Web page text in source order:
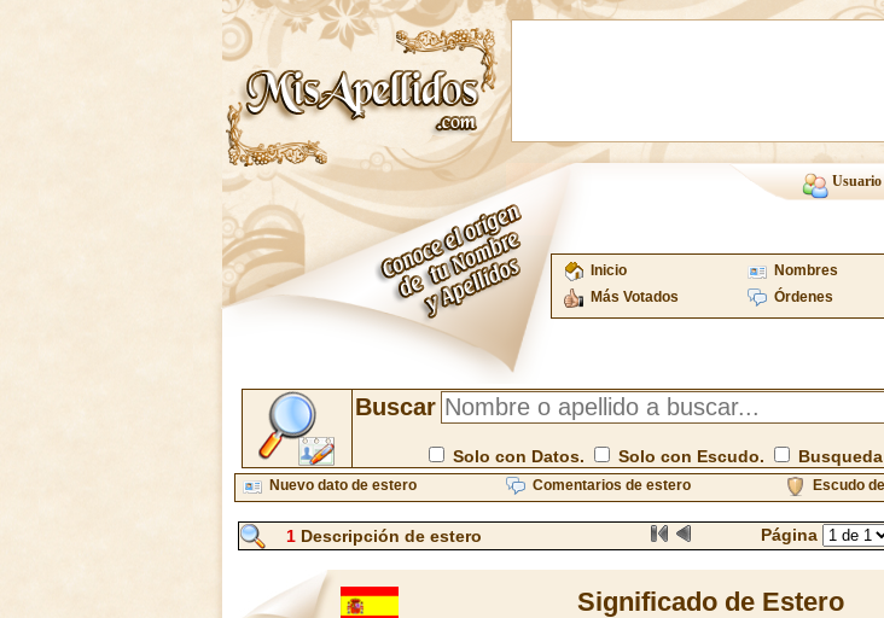
Usuario
Inicio Nombres
Más Votados
Órdenes
Buscar
Solo con Datos. Solo con Escudo.
Nuevo dato de estero Comentarios de estero Escudo
1Descripción de estero Página
Significado de Estero